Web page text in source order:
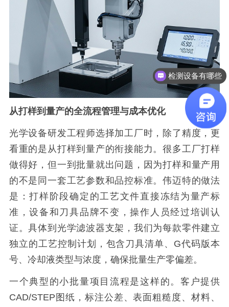
从打样到量产的全流程管理与成本优化
光学设备研发工程师选择加工厂时，除了精度，更
看重的是从打样到量产的衔接能力。很多工厂打样
做得好，但一到批量就出问题，因为打样和量产用
的不是同一套工艺参数和品控标准。伟迈特的做法
是：打样阶段确定的工艺文件直接冻结为量产标
准，设备和刀具品牌不变，操作人员经过培训认
证。具体到光学滤波器支架，我们为每款零件建立
独立的工艺控制计划，包含刀具清单、G代码版本
号、冷却液类型与浓度，确保批量生产零偏差。
一个典型的小批量项目流程是这样的。客户提供
CAD/STEP图纸，标注公差、表面粗糙度、材料、
检测设备有哪些
有品质团队吗？